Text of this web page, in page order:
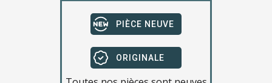
PIÈCE NEUVE
ORIGINALE